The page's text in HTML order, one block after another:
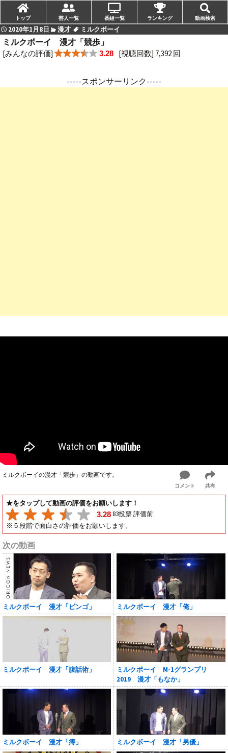
2020年1月8日 漫才
ミルクボーイ
ミルクボーイ 漫才「競歩」
[みんなの評価] 3.28 [視聴回数] 7,392 回
-----スポンサーリンク-----
ミルクボーイの漫才「競歩」の動画です。
コメント 共有
★をタップして動画の評価をお願いします！
3.2883投票 評価前
※５段階で面白さの評価をお願いします。
次の動画
ミルクボーイ 漫才「ビンゴ」 ミルクボーイ 漫才「俺」
ミルクボーイ 漫才「腹話術」
ミルクボーイ M-1グランプリ
2019 漫才「もなか」
ミルクボーイ 漫才「痔」 ミルクボーイ 漫才「男優」
トップ 芸人一覧 番組一覧 ランキング 動画検索